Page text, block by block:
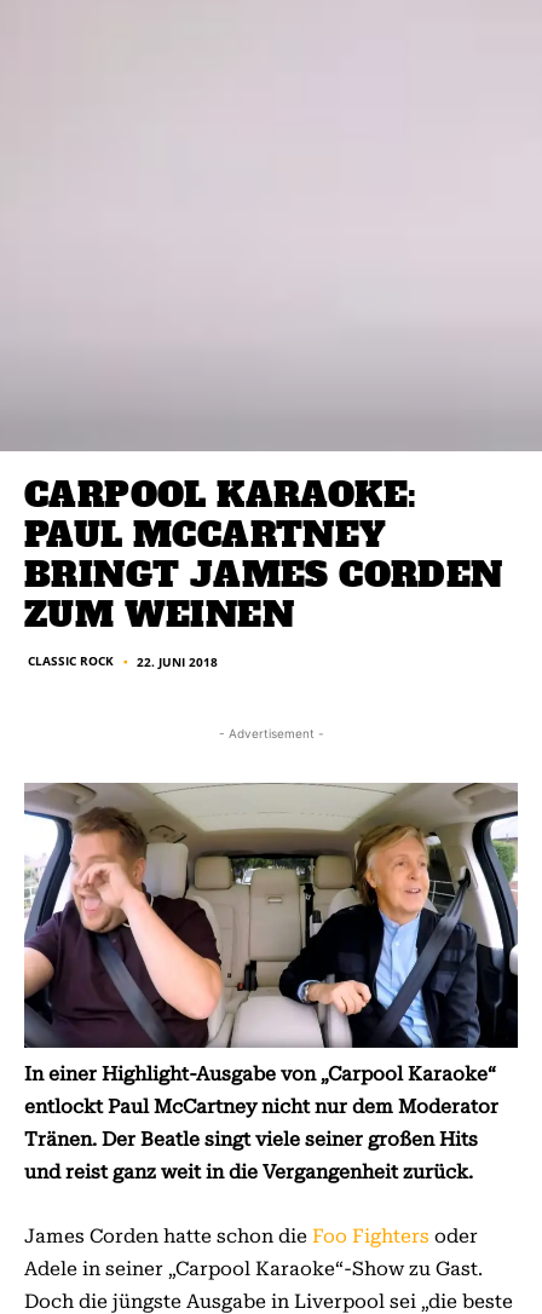
CARPOOL KARAOKE:
PAUL MCCARTNEY
BRINGT JAMES CORDEN
ZUM WEINEN
CLASSIC ROCK ■ 22. JUNI 2018
- Advertisement -
In einer Highlight-Ausgabe von „Carpool Karaoke“
entlockt Paul McCartney nicht nur dem Moderator
Tränen. Der Beatle singt viele seiner großen Hits
und reist ganz weit in die Vergangenheit zurück.
James Corden hatte schon die Foo Fighters oder
Adele in seiner „Carpool Karaoke“-Show zu Gast.
Doch die jüngste Ausgabe in Liverpool sei „die beste